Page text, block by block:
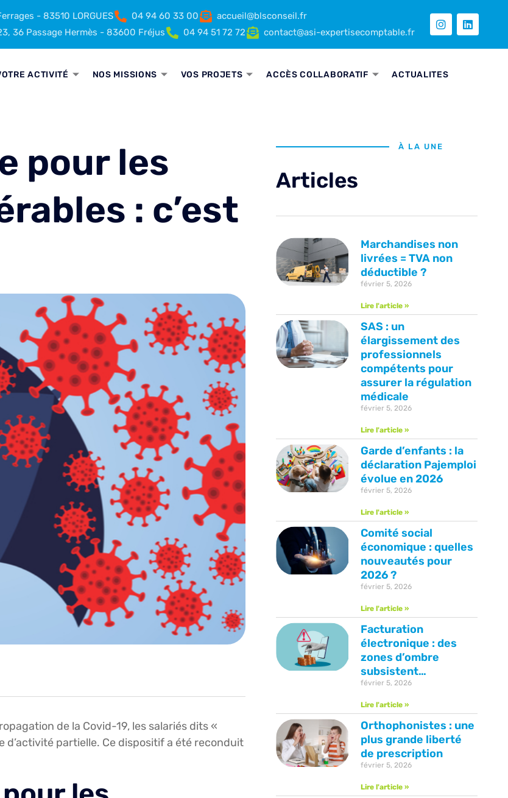
- 83510 LORGUES 04 94 60 33 00
accueil@blsconseil.fr
36 Passage Hermès - 83600 Fréjus
04 94 51 72 72 contact@asi-expertisecomptable.fr
ACTIVITÉ NOS MISSIONS VOS PROJETS ACCÈS COLLABORATIF
ACTUALITES
pour les
: c’est
de la Covid-19, les salariés dits «
partielle. Ce dispositif a été reconduit
À LA UNE
Articles
Marchandises non
livrées = TVA non
déductible ?
février 5, 2026
Lire l'article »
SAS : un
élargissement des
professionnels
compétents pour
assurer la régulation
médicale
février 5, 2026
Lire l'article »
Garde d’enfants : la
déclaration Pajemploi
évolue en 2026
février 5, 2026
Lire l'article »
Comité social
économique : quelles
nouveautés pour
2026 ?
février 5, 2026
Lire l'article »
Facturation
électronique : des
zones d’ombre
subsistent…
février 5, 2026
Lire l'article »
Orthophonistes : une
plus grande liberté
de prescription
février 5, 2026
Lire l'article »